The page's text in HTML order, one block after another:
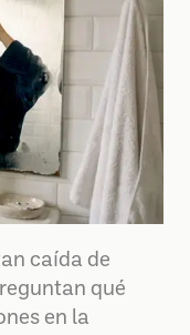
caída de
qué
en la